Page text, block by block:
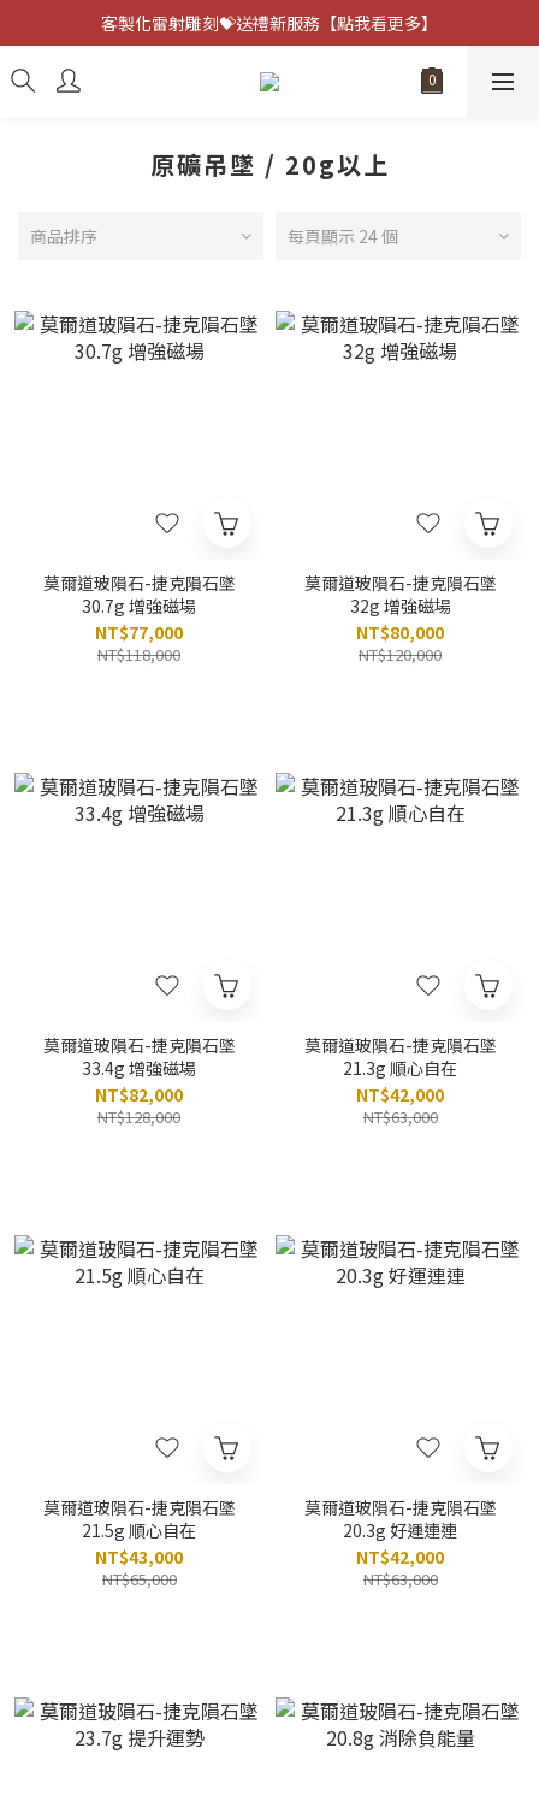
客製化雷射雕刻💝送禮新服務【點我看更多】
客製化雷射雕刻💝送禮新服務【點我看更多】
避邪防小人⚡指定黑曜石 任選兩件75折
原礦吊墜 / 20g以上
商品排序 每頁顯示 24 個
莫爾道玻隕石-捷克隕石墜
30.7g 增強磁場
NT$77,000
NT$118,000
莫爾道玻隕石-捷克隕石墜
32g 增強磁場
NT$80,000
NT$120,000
莫爾道玻隕石-捷克隕石墜
33.4g 增強磁場
NT$82,000
NT$128,000
莫爾道玻隕石-捷克隕石墜
21.3g 順心自在
NT$42,000
NT$63,000
莫爾道玻隕石-捷克隕石墜
21.5g 順心自在
NT$43,000
NT$65,000
莫爾道玻隕石-捷克隕石墜
20.3g 好運連連
NT$42,000
NT$63,000